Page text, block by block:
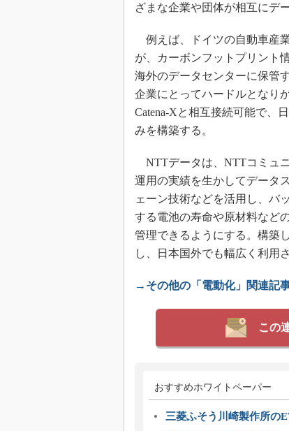
ざまな企業や団体が相互にデ
例えば、ドイツの自動車産
が、カーボンフットプリント
海外のデータセンターに保管
企業にとってハードルとなり
Catena-Xと相互接続可能で、
みを構築する。
NTTデータは、NTTコミュ
運用の実績を生かしてデータ
ェーン技術などを活用し、バ
する電池の寿命や原材料など
管理できるようにする。構築
し、日本国外でも幅広く利用
→その他の「電動化」関連記
この
おすすめホワイトペーパー
三菱ふそう川崎製作所の